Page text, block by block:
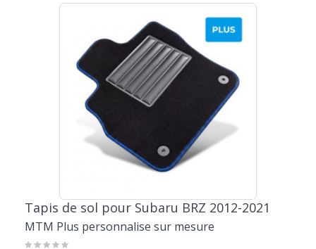
Tapis de sol pour Subaru BRZ 2012-2021
MTM Plus personnalise sur mesure